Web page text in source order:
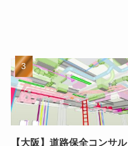
【大阪】道路保全コンサル